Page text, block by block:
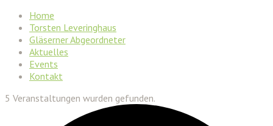
Home
Torsten Leveringhaus
Gläserner Abgeordneter
Aktuelles
Events
Kontakt
5 Veranstaltungen wurden gefunden.